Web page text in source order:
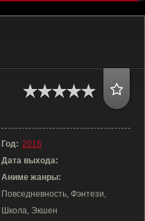
Год: 2016
Дата выхода:
Аниме жанры:
Повседневность, Фэнтези,
Школа, Экшен